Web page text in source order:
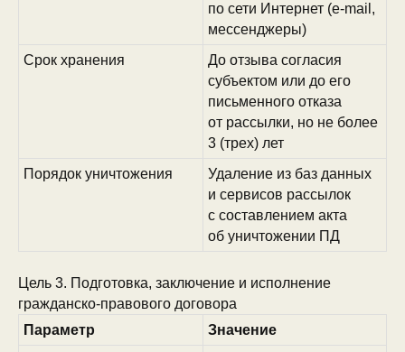
по сети Интернет (e-mail,
мессенджеры)
Срок хранения
До отзыва согласия
субъектом или до его
письменного отказа
от рассылки, но не более
3 (трех) лет
Порядок уничтожения
Удаление из баз данных
и сервисов рассылок
с составлением акта
об уничтожении ПД
Цель 3. Подготовка, заключение и исполнение
гражданско-правового договора
Параметр
Значение